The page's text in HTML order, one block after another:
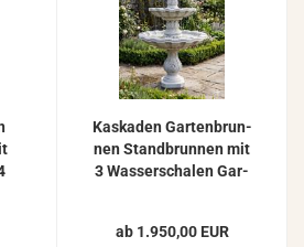
Kas­ka­den Gar­ten­brun­
nen Stand­brun­nen mit
3 Was­ser­scha­len Gar­
ab 1.950,00 EUR